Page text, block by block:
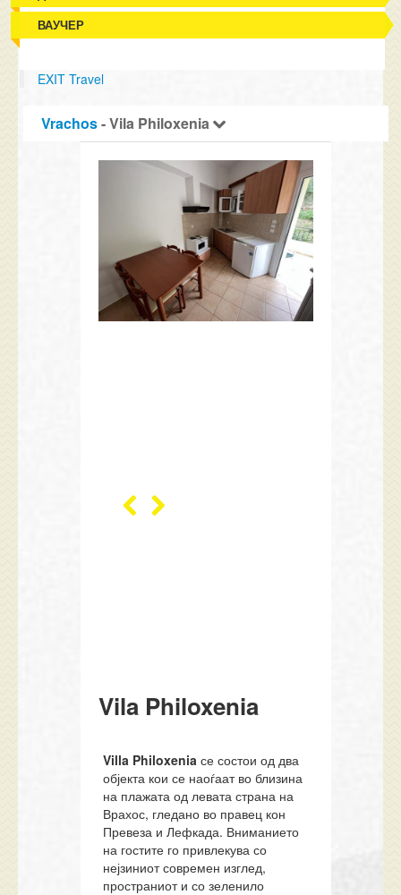
ВАУЧЕР
EXIT Travel
Vrachos- Vila Philoxenia
Vila Philoxenia
Villa Philoxenia се состои од два
објекта кои се наоѓаат во близина
на плажата од левата страна на
Врахос, гледано во правец кон
Превеза и Лефкада. Вниманието
на гостите го привлекува со
нејзиниот современ изглед,
пространиот и со зеленило